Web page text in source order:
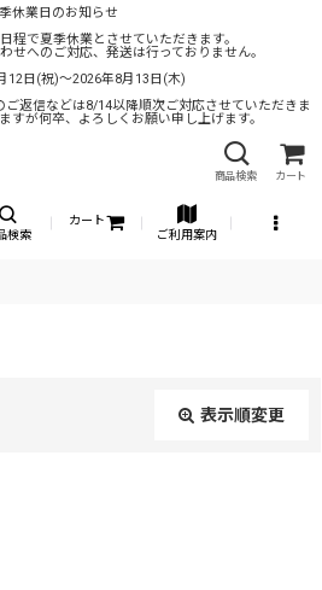
休業日のお知らせ
程で夏季休業とさせていただきます。
せへのご対応、発送は行っておりません。
日(祝)～2026年8月13日(木)
返信などは8/14以降順次ご対応させていただきま
すが何卒、よろしくお願い申し上げます。
商品検索 カート
検索
カート
ご利用案内
表示順変更